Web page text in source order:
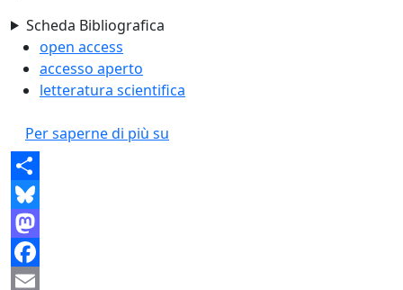
Scheda Bibliografica
open access
accesso aperto
letteratura scientifica
Per saperne di più su
Share
Bluesky
Mastodon
Facebook